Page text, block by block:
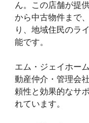
ん。この店舗が提
から中古物件まで
り、地域住民のラ
能です。
エム・ジェイホー
動産仲介・管理会
頼性と効果的なサ
れています。